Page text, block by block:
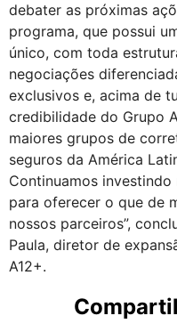
debater as próximas
programa, que possui
único, com toda
negociações
exclusivos e, acima de
credibilidade do Grupo
maiores grupos de
seguros da América
Continuamos investindo
para oferecer o que de
nossos parceiros”,
Paula, diretor de
A12+.